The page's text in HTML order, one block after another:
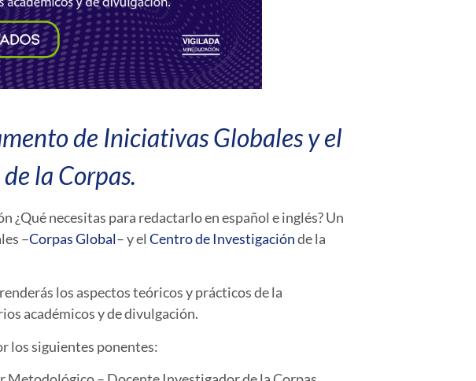
de Iniciativas Globales y el
la Corpas.
¿Qué necesitas para redactarlo en español e inglés? Un
–Corpas Global– y elCentro de Investigaciónde la
los aspectos teóricos y prácticos de la
académicos y de divulgación.
los siguientes ponentes: